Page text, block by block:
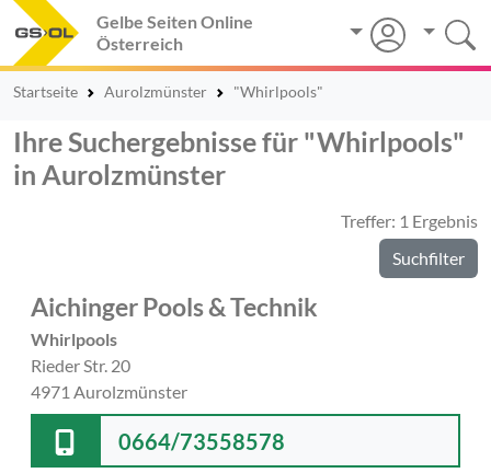
Gelbe Seiten Online
Österreich
Startseite Aurolzmünster "Whirlpools"
Ihre Suchergebnisse für "Whirlpools"
in Aurolzmünster
Treffer: 1 Ergebnis
Suchfilter
Aichinger Pools & Technik
Whirlpools
Rieder Str. 20
4971 Aurolzmünster
0664/73558578